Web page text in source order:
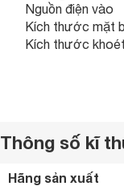
Nguồn điện vào
Kích thước mặt
Kích thước khoét
Thông số kĩ
Hãng sản xuất